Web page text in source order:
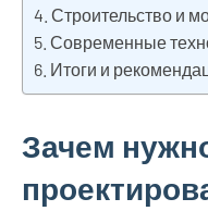
Строительство и
Современные
Итоги и
Зачем